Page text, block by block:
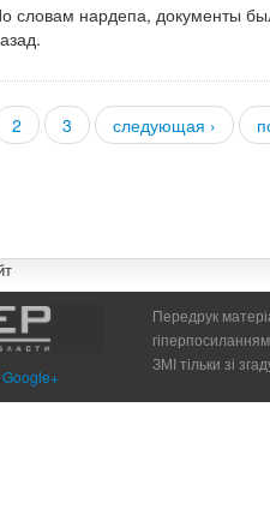
словам нардепа, документы
2 3 следующая ›
Google+
Передрук
ЗМІ тільки зі